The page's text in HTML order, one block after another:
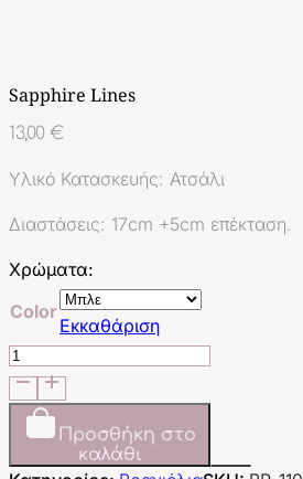
Sapphire Lines
13,00 €
Υλικό Κατασκευής: Ατσάλι
Διαστάσεις: 17cm +5cm επέκταση.
Χρώματα:
Color
Εκκαθάριση
Sapphire
Lines
ποσότητα
Προσθήκη στο
καλάθι